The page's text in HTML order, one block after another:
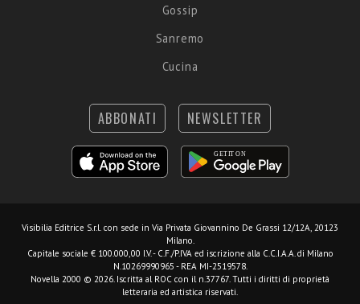
Gossip
Sanremo
Cucina
ABBONATI NEWSLETTER
Visibilia Editrice S.r.l. con sede in Via Privata Giovannino De Grassi 12/12A, 20123
Milano.
Capitale sociale € 100.000,00 I.V. - C.F./P.IVA ed iscrizione alla C.C.I.A.A. di Milano
N.10269990965 - REA MI-2519578.
Novella 2000 © 2026. Iscritta al ROC con il n.37767. Tutti i diritti di proprietà
letteraria ed artistica riservati.